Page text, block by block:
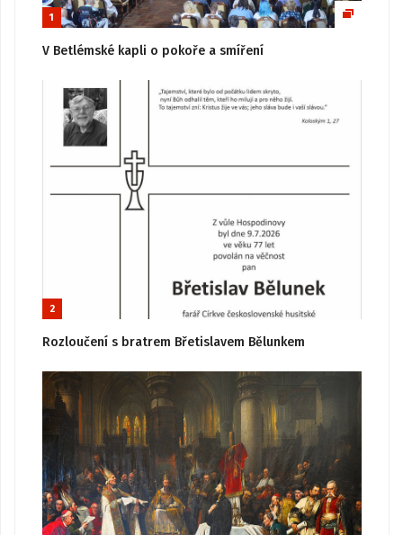
1
V Betlémské kapli o pokoře a smíření
2
Rozloučení s bratrem Břetislavem Bělunkem